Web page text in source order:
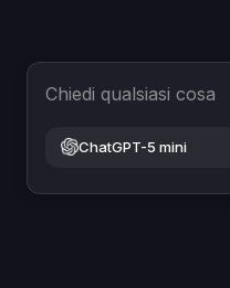
Chiedi qualsiasi cosa
ChatGPT-5 mini